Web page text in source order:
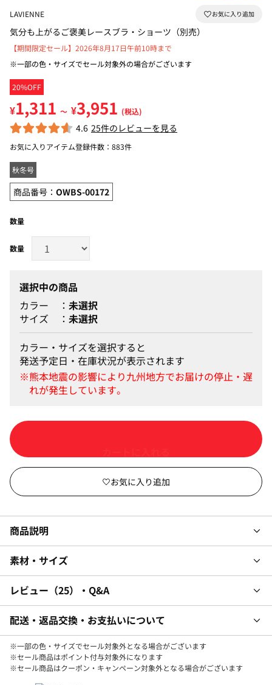
LAVIENNE
気分も上がるご褒美レースブラ・ショーツ（別売）
20%OFF
【期間限定セール】2026年8月17日午前10時まで
※一部の色・サイズでセール対象外の場合がございます
¥1,311 ～ ¥3,951 (税込)
4.6 25件のレビューを見る
お気に入りアイテム登録件数： 883件
秋冬号
商品番号： OWBS-00172
数量
選択中の商品
カラー
未選択
サイズ
未選択
カラー・サイズを選択すると
発送予定日・在庫状況が表示されます
商品説明
素材・サイズ
レビュー 25 ・Q&A
配送・返品交換・お支払いについて
※一部の色・サイズでセール対象外となる場合がございます
※セール商品はポイント付与対象外になります
※セール商品はクーポン・キャンペーン対象外となる場合がございます